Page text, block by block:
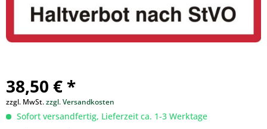
38,50 € *
zzgl. MwSt.zzgl. Versandkosten
Sofort versandfertig, Lieferzeit ca. 1-3 Werktage